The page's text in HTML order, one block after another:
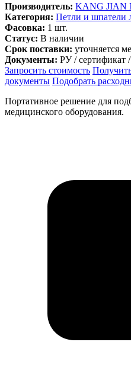
Производитель: KANG JIAN
Категория: Петли и шпатели
Фасовка: 1 шт.
Статус: В наличии
Срок поставки: уточняется
Документы: РУ / сертификат
Запросить стоимость
документы Подобрать
Портативное решение для
медицинского оборудования.